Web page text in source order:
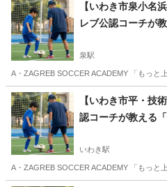
【いわき市泉小名
レブ公認コーチが
泉駅
A・ZAGREB SOCCER ACADEMY 「もっと
福島 いわき市 泉駅 サッカー
【いわき市平・技
認コーチが教える
いわき駅
A・ZAGREB SOCCER ACADEMY 「もっと